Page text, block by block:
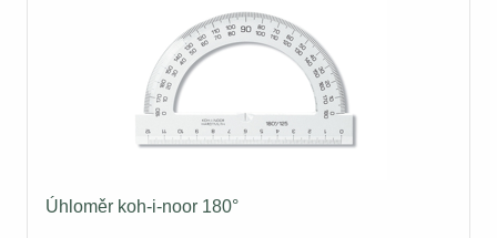
Úhloměr koh-i-noor 180°